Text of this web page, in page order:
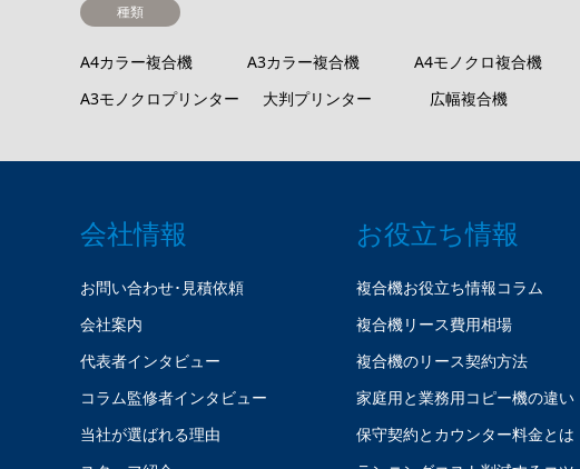
種類
A4カラー複合機 A3カラー複合機 A4モノクロ複合機
A3モノクロプリンター
大判プリンター 広幅複合機
会社情報
お問い合わせ･見積依頼
会社案内
代表者インタビュー
コラム監修者インタビュー
当社が選ばれる理由
お役立ち情報
複合機お役立ち情報コラム
複合機リース費用相場
複合機のリース契約方法
家庭用と業務用コピー機の違い
保守契約とカウンター料金とは